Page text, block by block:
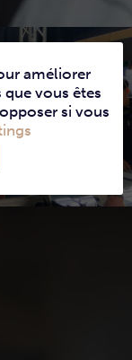
améliorer
vous êtes
si vous